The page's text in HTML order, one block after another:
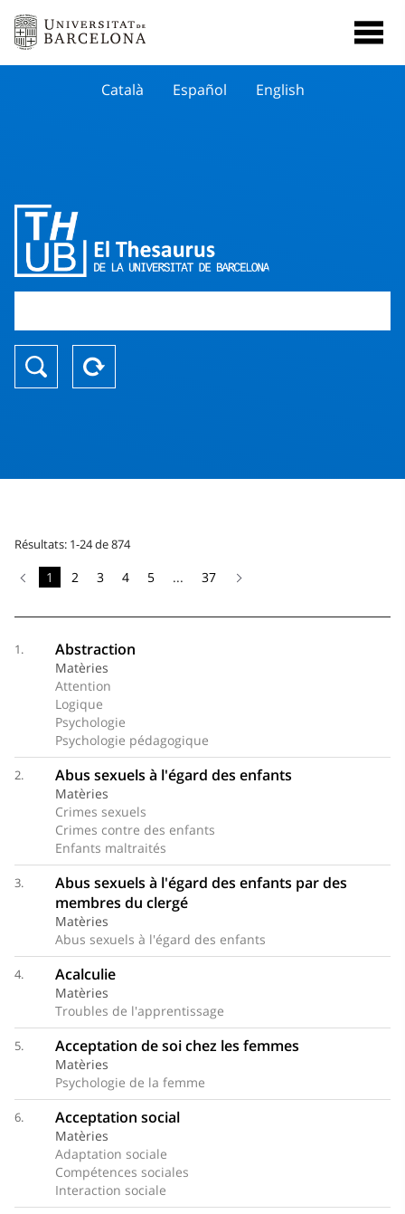
Català Español English
Résultats: 1-24 de 874
1 2 3 4 5 ... 37
1. Abstraction
Matèries
Attention
Logique
Psychologie
Psychologie pédagogique
2. Abus sexuels à l'égard des enfants
Matèries
Crimes sexuels
Crimes contre des enfants
Enfants maltraités
3.
Abus sexuels à l'égard des enfants par des
membres du clergé
Matèries
Abus sexuels à l'égard des enfants
4. Acalculie
Matèries
Troubles de l'apprentissage
5. Acceptation de soi chez les femmes
Matèries
Psychologie de la femme
6. Acceptation social
Matèries
Adaptation sociale
Compétences sociales
Interaction sociale